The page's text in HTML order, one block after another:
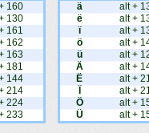
160
130
161
162
163
181
144
214
224
233
ä
alt +
ë
alt +
ï
alt +
ö
alt +
ü
alt +
Ä
alt +
Ë
alt +
alt +
Ö
alt +
Ü
alt +